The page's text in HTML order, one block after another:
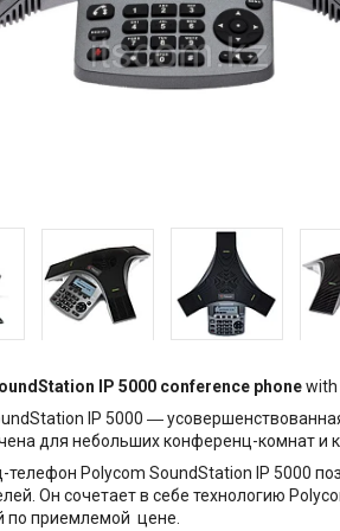
IP 5000 conference phonewith
IP 5000 ―
для небольших конференц-комнат и
Polycom SoundStation IP 5000
Он сочетает в себе технологию
по приемлемой цене.